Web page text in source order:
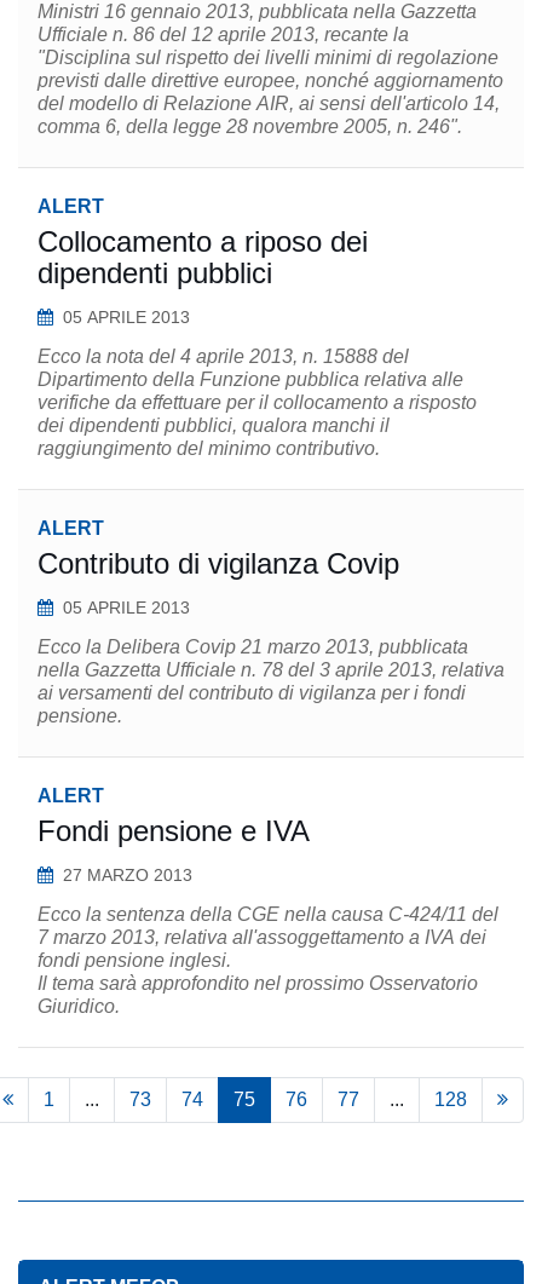
Ministri 16 gennaio 2013, pubblicata nella Gazzetta
Ufficiale n. 86 del 12 aprile 2013, recante la
"Disciplina sul rispetto dei livelli minimi di regolazione
previsti dalle direttive europee, nonché aggiornamento
del modello di Relazione AIR, ai sensi dell'articolo 14,
comma 6, della legge 28 novembre 2005, n. 246".
ALERT
Collocamento a riposo dei
dipendenti pubblici
05 APRILE 2013
Ecco la nota del 4 aprile 2013, n. 15888 del
Dipartimento della Funzione pubblica relativa alle
verifiche da effettuare per il collocamento a risposto
dei dipendenti pubblici, qualora manchi il
raggiungimento del minimo contributivo.
ALERT
Contributo di vigilanza Covip
05 APRILE 2013
Ecco la Delibera Covip 21 marzo 2013, pubblicata
nella Gazzetta Ufficiale n. 78 del 3 aprile 2013, relativa
ai versamenti del contributo di vigilanza per i fondi
pensione.
ALERT
Fondi pensione e IVA
27 MARZO 2013
Ecco la sentenza della CGE nella causa C-424/11 del
7 marzo 2013, relativa all'assoggettamento a IVA dei
fondi pensione inglesi.
Il tema sarà approfondito nel prossimo Osservatorio
Giuridico.
1 ... 73 74 75 76 77 ... 128